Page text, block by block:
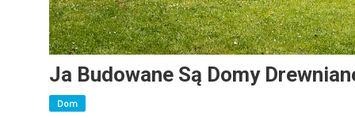
Ja Budowane Są Domy
Dom